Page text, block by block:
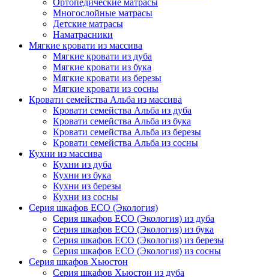
Ортопедические матрасы
Многослойные матрасы
Детские матрасы
Наматрасники
Мягкие кровати из массива
Мягкие кровати из дуба
Мягкие кровати из бука
Мягкие кровати из березы
Мягкие кровати из сосны
Кровати семейства Альба из массива
Кровати семейства Альба из дуба
Кровати семейства Альба из бука
Кровати семейства Альба из березы
Кровати семейства Альба из сосны
Кухни из массива
Кухни из дуба
Кухни из бука
Кухни из березы
Кухни из сосны
Серия шкафов ECO (Экология)
Серия шкафов ECO (Экология) из дуба
Серия шкафов ECO (Экология) из бука
Серия шкафов ECO (Экология) из березы
Серия шкафов ECO (Экология) из сосны
Серия шкафов Хьюстон
Серия шкафов Хьюстон из дуба